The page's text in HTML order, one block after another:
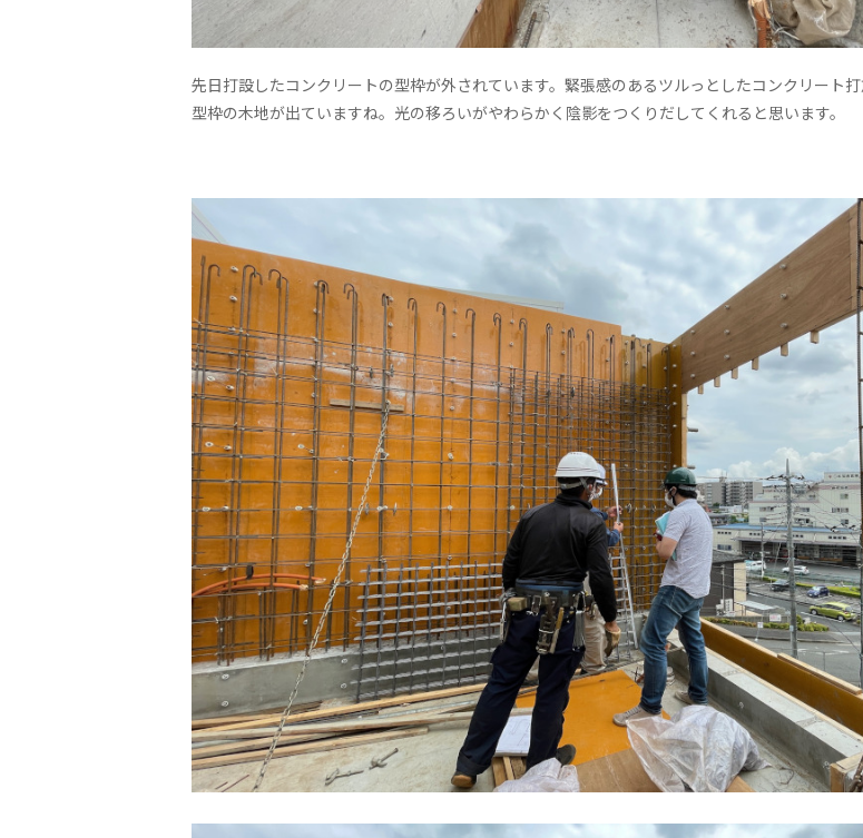
先日打設したコンクリートの型枠が外されています。緊張感のあるツルっとしたコンクリート
型枠の木地が出ていますね。光の移ろいがやわらかく陰影をつくりだしてくれると思います。